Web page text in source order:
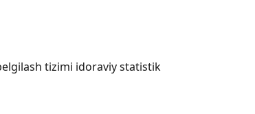
tizimi idoraviy statistik